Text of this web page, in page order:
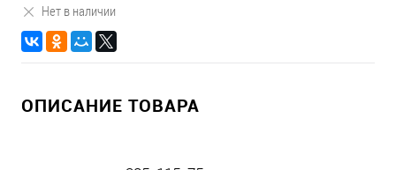
Нет в наличии
ОПИСАНИЕ ТОВАРА